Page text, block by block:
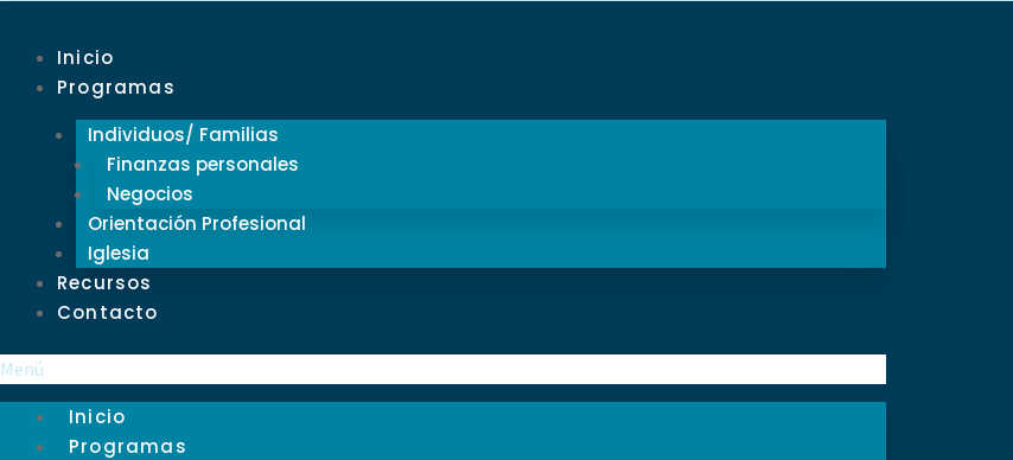
Inicio
Programas
Individuos/ Familias
Finanzas personales
Negocios
Orientación Profesional
Iglesia
Recursos
Contacto
Menú
Inicio
Programas